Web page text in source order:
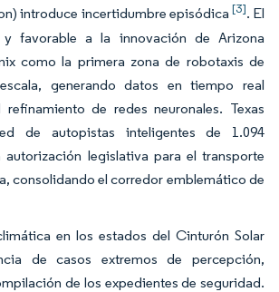
introduce incertidumbre episódica [3]. El
y favorable a la innovación de Arizona
como la primera zona de robotaxis de
generando datos en tiempo real
refinamiento de redes neuronales. Texas
de autopistas inteligentes de 1.094
autorización legislativa para el transporte
consolidando el corredor emblemático de
en los estados del Cinturón Solar
de casos extremos de percepción,
de los expedientes de seguridad.